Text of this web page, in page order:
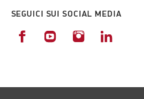
SEGUICI SUI SOCIAL MEDIA